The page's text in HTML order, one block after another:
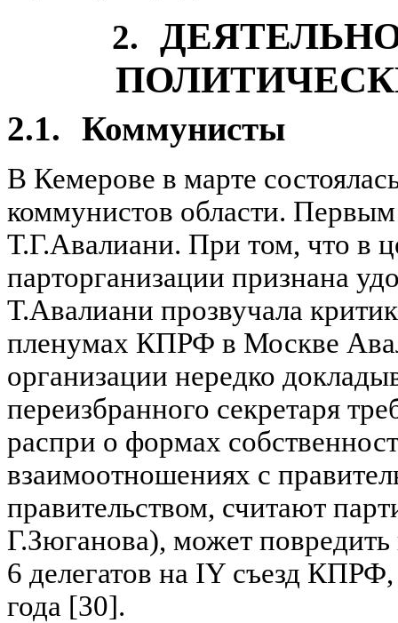
2.
2.1. Коммунисты
В Кемерове в марте
коммунистов области.
Т.Г.Авалиани. При том, что в
парторганизации признана
Т.Авалиани прозвучала
пленумах КПРФ в Москве
организации нередко
переизбранного секретаря
распри о формах
взаимоотношениях с
правительством, считают
Г.Зюганова), может
6 делегатов на IY съезд
года [30].